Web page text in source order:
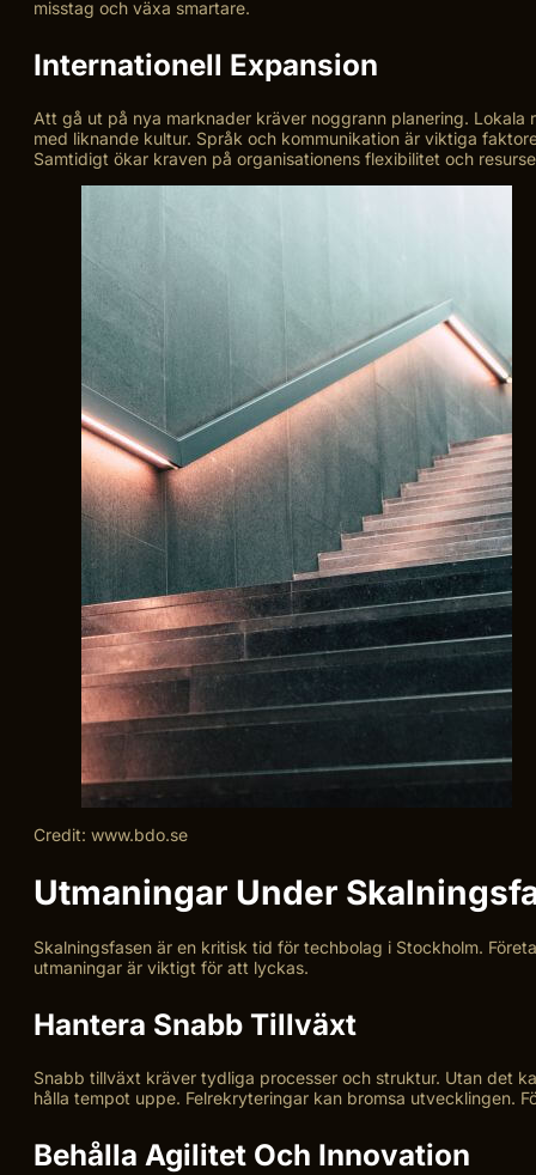
misstag och växa smartare.
Internationell Expansion
Att gå ut på nya marknader kräver noggrann planering.
med liknande kultur. Språk och kommunikation är viktiga
Samtidigt ökar kraven på organisationens flexibilitet och
Credit: www.bdo.se
Utmaningar Under
Skalningsfasen är en kritisk tid för techbolag i Stockholm.
utmaningar är viktigt för att lyckas.
Hantera Snabb Tillväxt
Snabb tillväxt kräver tydliga processer och struktur. Utan det
hålla tempot uppe. Felrekryteringar kan bromsa utvecklingen.
Behålla Agilitet Och Innovation